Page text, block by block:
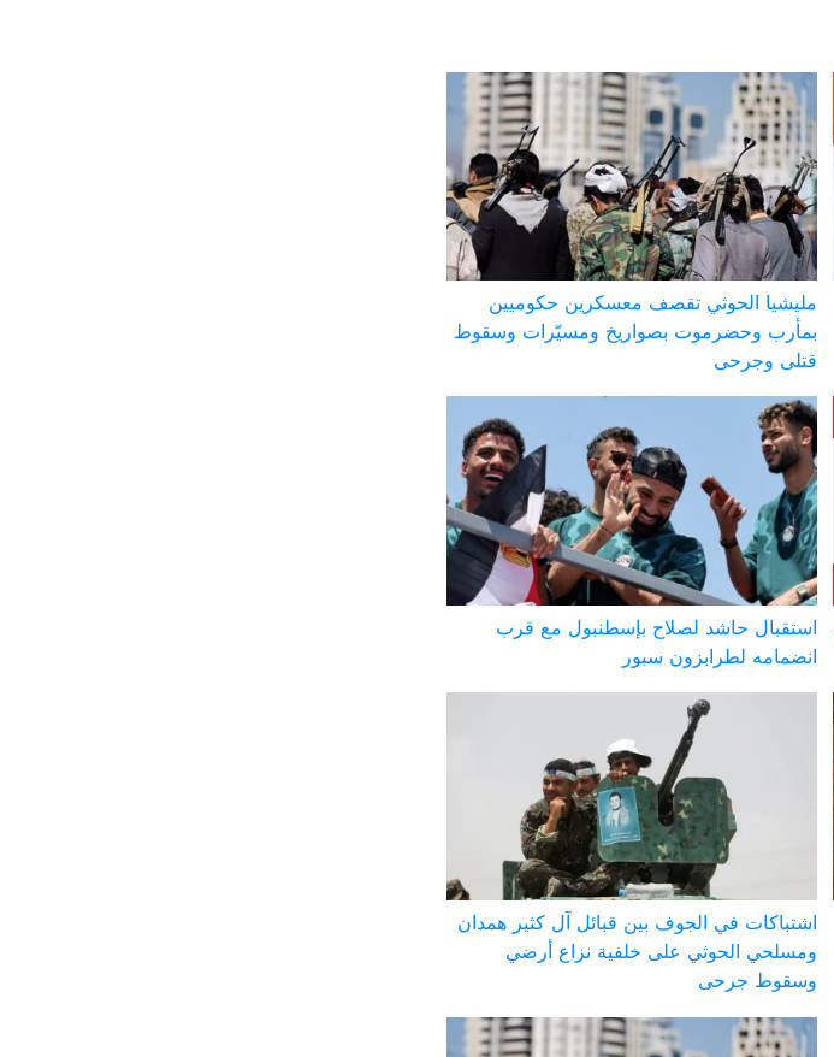
مليشيا الحوثي تقصف معسكرين حكوميين
بمأرب وحضرموت بصواريخ ومسيّرات وسقوط
قتلى وجرحى
استقبال حاشد لصلاح بإسطنبول مع قرب
انضمامه لطرابزون سبور
اشتباكات في الجوف بين قبائل آل كثير همدان
ومسلحي الحوثي على خلفية نزاع أرضي
وسقوط جرحى